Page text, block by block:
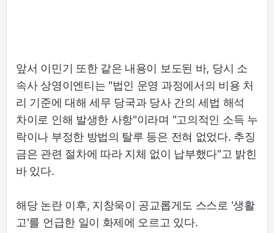
앞서 이민기 또한 같은 내용이 보도된 바, 당시 소
속사 상영이엔티는 "법인 운영 과정에서의 비용 처
리 기준에 대해 세무 당국과 당사 간의 세법 해석
차이로 인해 발생한 사항"이라며 "고의적인 소득 누
락이나 부정한 방법의 탈루 등은 전혀 없었다. 추징
금은 관련 절차에 따라 지체 없이 납부했다"고 밝힌
바 있다.
해당 논란 이후, 지창욱이 공교롭게도 스스로 '생활
고'를 언급한 일이 화제에 오르고 있다.